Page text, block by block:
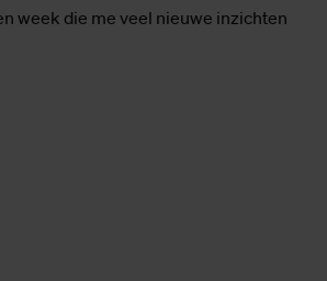
week die me veel nieuwe inzichten